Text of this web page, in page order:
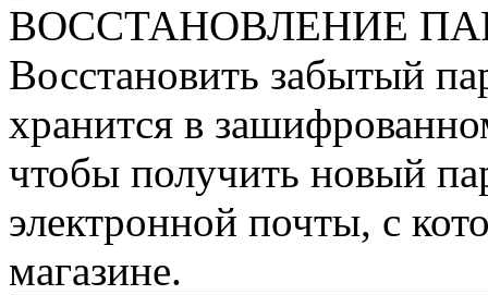
ВОССТАНОВЛЕНИЕ
Восстановить забытый
хранится в
чтобы получить новый
электронной почты, с
магазине.